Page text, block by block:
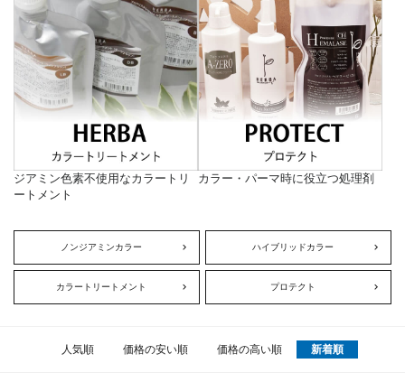
ジアミン色素不使用なカラートリ
ートメント
カラー・パーマ時に役立つ処理剤
ノンジアミンカラー ハイブリッドカラー
カラートリートメント プロテクト
人気順 価格の安い順 価格の高い順 新着順